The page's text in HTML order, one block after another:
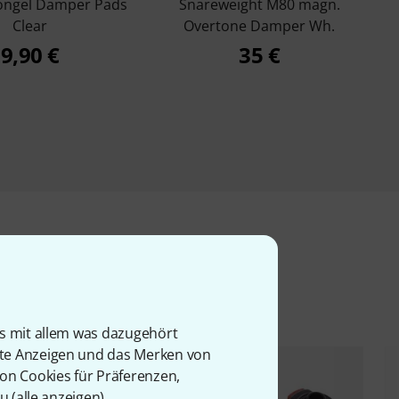
mit allem was dazugehört
Anzeigen und das Merken von
Cookies für Präferenzen,
Damper Pads
Clear
9,90 €
Snareweight M80 magn.
Overtone Damper Wh.
35 €